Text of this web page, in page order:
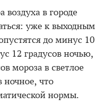
воздуха в городе
уже к выходным
до минус 10
12 градусов ночью,
мороза в светлое
что
нормы.